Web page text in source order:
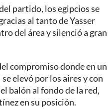
partido, los egipcios se
al tanto de Yasser
del área y silenció a gran
compromiso donde en un
elevó por los aires y con
balón al fondo de la red,
en su posición.